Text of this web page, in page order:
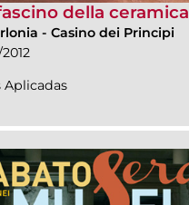
della ceramica
- Casino dei Principi